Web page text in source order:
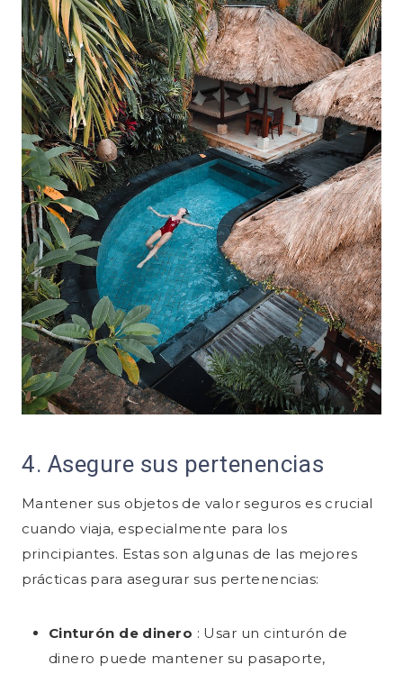
4. Asegure sus pertenencias
Mantener sus objetos de valor seguros es crucial
cuando viaja, especialmente para los
principiantes. Estas son algunas de las mejores
prácticas para asegurar sus pertenencias:
Cinturón de dinero : Usar un cinturón de
dinero puede mantener su pasaporte,